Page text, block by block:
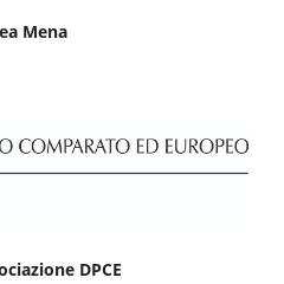
Mena
DPCE